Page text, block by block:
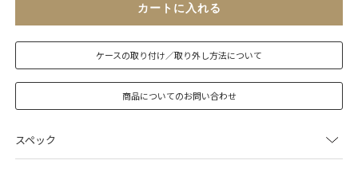
カートに入れる
ケースの取り付け／取り外し方法について
商品についてのお問い合わせ
スペック